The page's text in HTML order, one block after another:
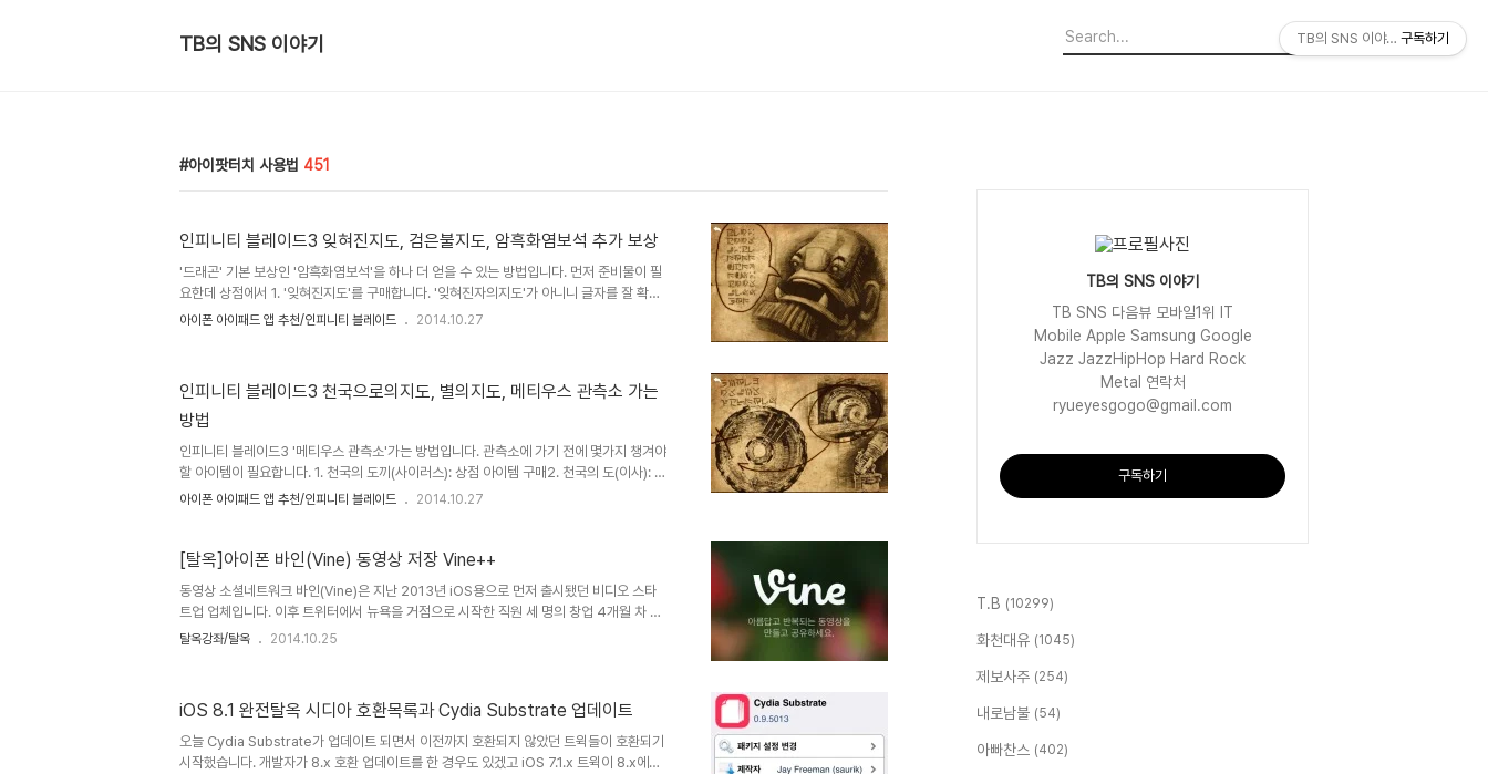
TB의 SNS 이야기
아이팟터치 사용법 451
인피니티 블레이드3 잊혀진지도, 검은불지도, 암흑화염보석 추가 보상
'드래곤' 기본 보상인 '암흑화염보석'을 하나 더 얻을 수 있는 방법입니다. 먼저 준비물이 필
요한데 상점에서 1. '잊혀진지도'를 구매합니다. '잊혀진자의지도'가 아니니 글자를 잘 확인
하시기 바랍니다. 2. '탐험 - 페허의 무덤' 에서 모든 몹을 클리어 합니다. 메티우스 관측소
합니다. ▲ T.B의 SNS 이야기 블로그의 모든 글은 저작권법의 보호를 받습니다. 어떠한
상업적인 이용도 허가하지 않으며, 이용(불펌)허락을 하지 않습니..
아이폰 아이패드 앱 추천/인피니티 블레이드 2014.10.27
인피니티 블레이드3 천국으로의지도, 별의지도, 메티우스 관측소 가는
방법
인피니티 블레이드3 '메티우스 관측소'가는 방법입니다. 관측소에 가기 전에 몇가지 챙겨야
할 아이템이 필요합니다. 1. 천국의 도끼(사이러스): 상점 아이템 구매2. 천국의 도(이사): 상
점 아이템 구매3. 별의지도 상점 구매: 필수는 아니지만 가는 길에 솔라 트랜스-GX(이사
진입할 수 있습니다. 단, '사이러스'로 진입해야 보상 아이템인 '오리진(신비의 장인 갑
페허의 무덤 첫번째 몹이 등장하면 (우)측 멀리 관측소 모양이..
아이폰 아이패드 앱 추천/인피니티 블레이드 2014.10.27
[탈옥]아이폰 바인(Vine) 동영상 저장 Vine++
동영상 소셜네트워크 바인(Vine)은 지난 2013년 iOS용으로 먼저 출시됐던 비디오 스타
트업 업체입니다. 이후 트위터에서 뉴욕을 거점으로 시작한 직원 세 명의 창업 4개월 차 신
생 스타트업 Vine을 전격 인수하여 업계에서는 140자로 전달하는 메세지로는 한계를 느
중인 페이스북이 인수한 Instagram과 종종 비교가 됩니다만 아직 국내에서는 딱히 사용
자가 많지는 않습니다. 참고로 원래 Instagram은 트위터가 먼저 인수를 타진했음에도 불
구하고 ..
탈옥강좌/탈옥 2014.10.25
iOS 8.1 완전탈옥 시디아 호환목록과 Cydia Substrate 업데이트
오늘 Cydia Substrate가 업데이트 되면서 이전까지 호환되지 않았던 트윅들이 호환되기
시작했습니다. 개발자가 8.x 호환 업데이트를 한 경우도 있겠고 iOS 7.1.x 트윅이 8.x에서
TB의 SNS 이야기
TB SNS 다음뷰 모바일1위 IT
Mobile Apple Samsung Google
Jazz JazzHipHop Hard Rock
Metal 연락처
ryueyesgogo@gmail.com
구독하기
T.B (10299)
화천대유 (1045)
제보사주 (254)
내로남불 (54)
아빠찬스 (402)
TB의 SNS 이야기 구독하기